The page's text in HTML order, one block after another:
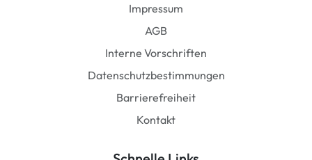
Impressum
AGB
Interne Vorschriften
Datenschutzbestimmungen
Barrierefreiheit
Kontakt